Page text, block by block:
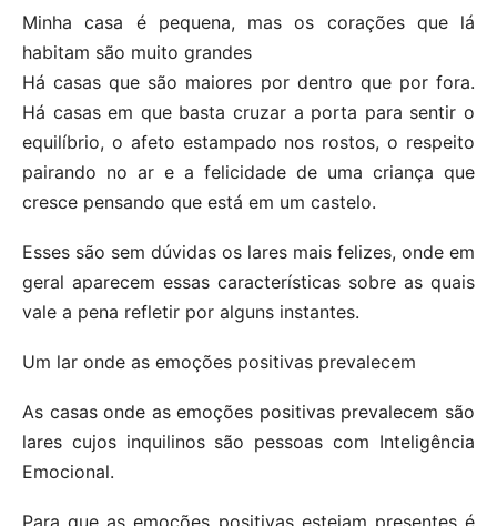
Minha casa é pequena, mas os corações que lá
habitam são muito grandes
Há casas que são maiores por dentro que por fora.
Há casas em que basta cruzar a porta para sentir o
equilíbrio, o afeto estampado nos rostos, o respeito
pairando no ar e a felicidade de uma criança que
cresce pensando que está em um castelo.
Esses são sem dúvidas os lares mais felizes, onde em
geral aparecem essas características sobre as quais
vale a pena refletir por alguns instantes.
Um lar onde as emoções positivas prevalecem
As casas onde as emoções positivas prevalecem são
lares cujos inquilinos são pessoas com Inteligência
Emocional.
Para que as emoções positivas estejam presentes é